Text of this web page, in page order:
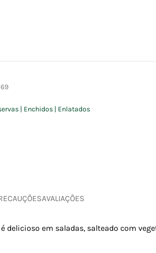
| Enchidos | Enlatados
AVALIAÇÕES
delicioso em saladas, salteado com